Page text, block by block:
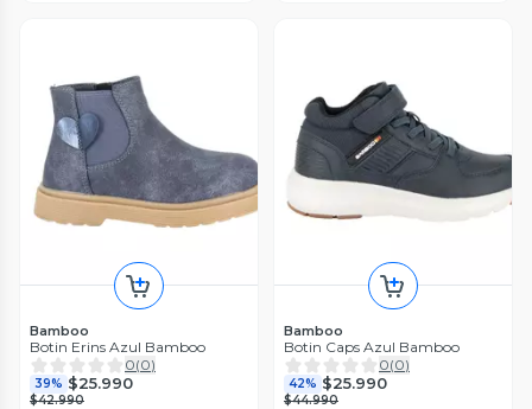
Bamboo
Botin Erins Azul Bamboo
0(0)
39% $25.990
$42.990
Bamboo
Botin Caps Azul Bamboo
0(0)
42% $25.990
$44.990